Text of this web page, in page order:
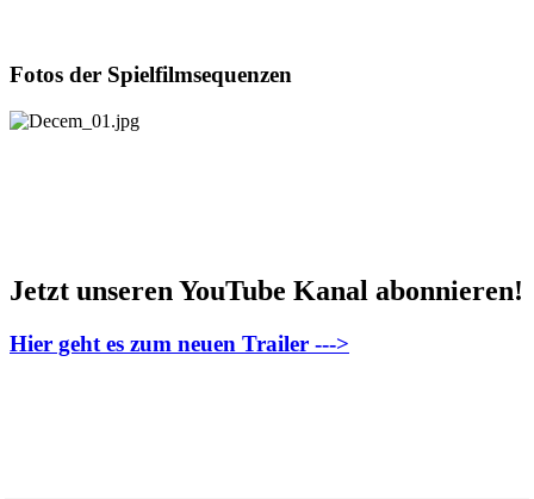
Fotos der Spielfilmsequenzen
Jetzt unseren YouTube Kanal abonnieren!
Hier geht es zum neuen Trailer --->